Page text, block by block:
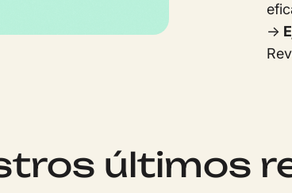
→
últimos